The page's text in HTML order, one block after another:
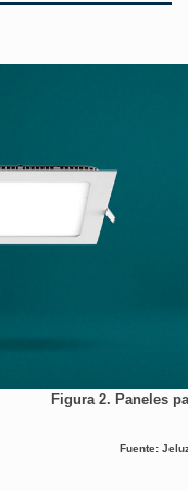
Figura 2. Paneles
Fuente: